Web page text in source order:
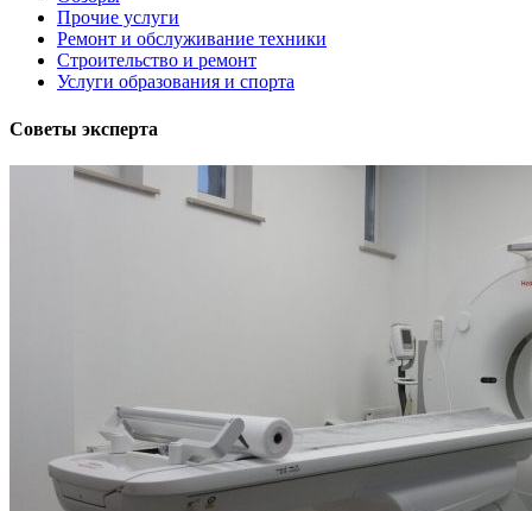
Прочие услуги
Ремонт и обслуживание техники
Строительство и ремонт
Услуги образования и спорта
Советы эксперта